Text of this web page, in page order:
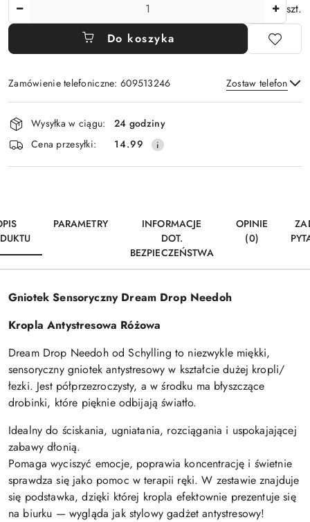
szt.
Do koszyka
Zamówienie telefoniczne: 609513246 Zostaw telefon
Wyślij
Dostępność
i
dostawa
Wysyłka w ciągu:
24 godziny
Cena przesyłki:
14.99
PARAMETRY
INFORMACJE
DOT.
BEZPIECZEŃSTWA
OPINIE
(0)
Gniotek Sensoryczny Dream Drop Needoh
Kropla Antystresowa Różowa
Dream Drop Needoh od Schylling to niezwykle miękki,
sensoryczny gniotek antystresowy w kształcie dużej kropli/
łezki. Jest półprzezroczysty, a w środku ma błyszczące
drobinki, które pięknie odbijają światło.
Idealny do ściskania, ugniatania, rozciągania i uspokajającej
zabawy dłonią.
Pomaga wyciszyć emocje, poprawia koncentrację i świetnie
sprawdza się jako pomoc w terapii ręki. W zestawie znajduje
się podstawka, dzięki której kropla efektownie prezentuje się
na biurku — wygląda jak stylowy gadżet antystresowy!